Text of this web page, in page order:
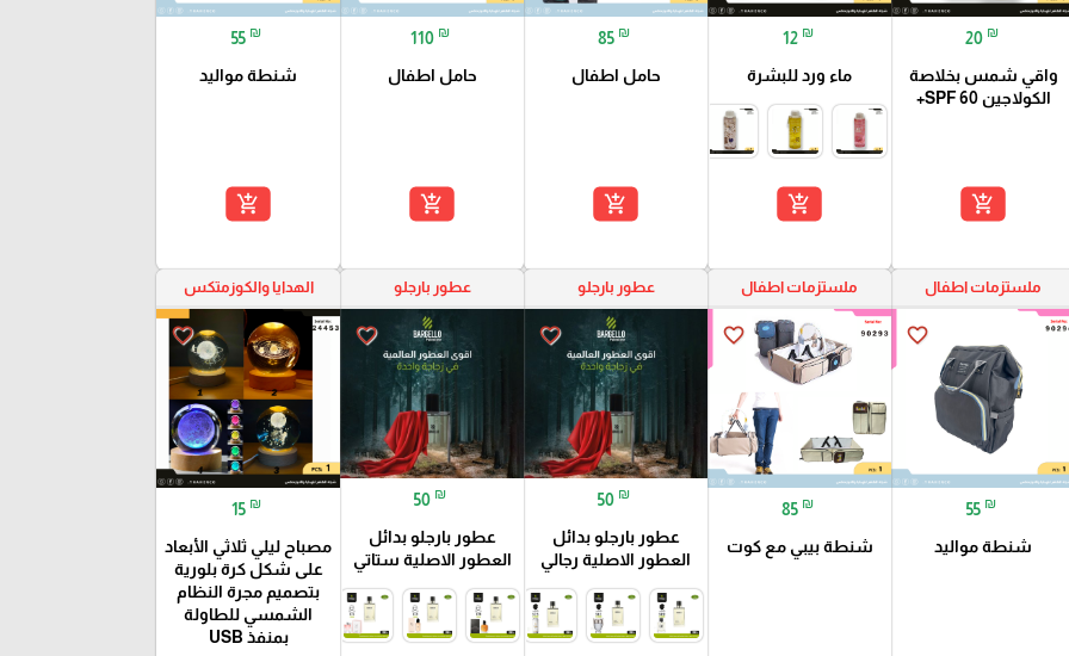
20 ₪
واقي شمس بخلاصة
الكولاجين 60 SPF+
add_shopping_cart
12 ₪
ماء ورد للبشرة
add_shopping_cart
85 ₪
حامل اطفال
add_shopping_cart
110 ₪
حامل اطفال
add_shopping_cart
55 ₪
شنطة مواليد
add_shopping_cart
ملستزمات اطفال
favorite_border
55 ₪
شنطة مواليد
ملستزمات اطفال
favorite_border
85 ₪
شنطة بيبي مع كوت
عطور بارجلو
favorite_border
50 ₪
عطور بارجلو بدائل
العطور الاصلية رجالي
عطور بارجلو
favorite_border
50 ₪
عطور بارجلو بدائل
العطور الاصلية ستاتي
الهدايا والكوزمتكس
favorite_border
15 ₪
مصباح ليلي ثلاثي الأبعاد
على شكل كرة بلورية
بتصميم مجرة النظام
الشمسي للطاولة
بمنفذ USB